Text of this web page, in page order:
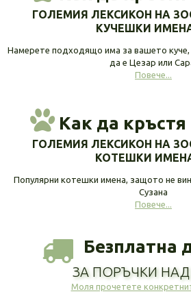
ГОЛЕМИЯ ЛЕКСИКОН НА
КУЧЕШКИ
Намерете подходящо има за вашето куче,
да е Цезар или
Повече...
Как да кръстя
ГОЛЕМИЯ ЛЕКСИКОН НА
КОТЕШКИ
Популярни котешки имена, защото не
Сузана
Повече...
Безплатна
ЗА ПОРЪЧКИ НАД
Моля прочетете